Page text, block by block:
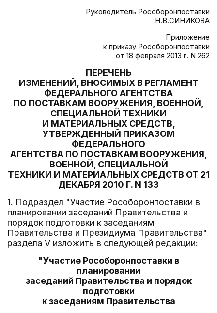
Руководитель Рособоронпоставки
Н.В.СИНИКОВА
Приложение
к приказу Рособоронпоставки
от 18 февраля 2013 г. N 262
ПЕРЕЧЕНЬ
ИЗМЕНЕНИЙ, ВНОСИМЫХ В РЕГЛАМЕНТ
ФЕДЕРАЛЬНОГО АГЕНТСТВА
ПО ПОСТАВКАМ ВООРУЖЕНИЯ, ВОЕННОЙ,
СПЕЦИАЛЬНОЙ ТЕХНИКИ
И МАТЕРИАЛЬНЫХ СРЕДСТВ,
УТВЕРЖДЕННЫЙ ПРИКАЗОМ
ФЕДЕРАЛЬНОГО
АГЕНТСТВА ПО ПОСТАВКАМ ВООРУЖЕНИЯ,
ВОЕННОЙ, СПЕЦИАЛЬНОЙ
ТЕХНИКИ И МАТЕРИАЛЬНЫХ СРЕДСТВ ОТ 21
ДЕКАБРЯ 2010 Г. N 133
1. Подраздел "Участие Рособоронпоставки в
планировании заседаний Правительства и
порядок подготовки к заседаниям
Правительства и Президиума Правительства"
раздела V изложить в следующей редакции:
"Участие Рособоронпоставки в
планировании
заседаний Правительства и порядок
подготовки
к заседаниям Правительства